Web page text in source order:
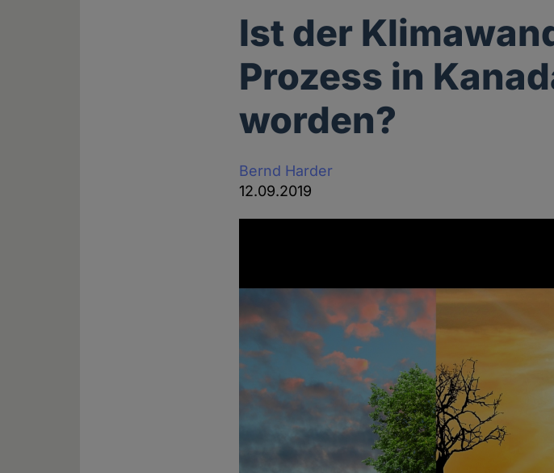
Ist der
Prozess in
worden?
Bernd Harder
12.09.2019